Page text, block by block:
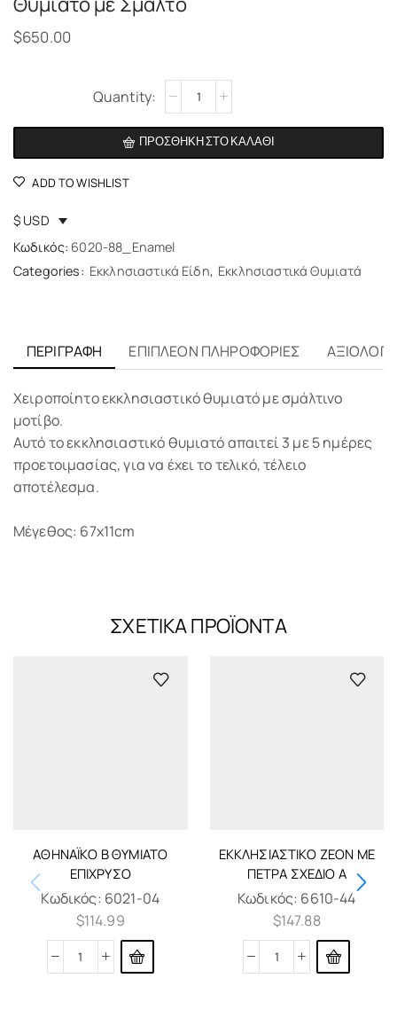
$650.00
ΠΡΟΣΘΉΚΗ ΣΤΟ ΚΑΛΆΘΙ
Alternative:
ADD TO WISHLIST
$ USD
Κωδικός: 6020-88_Enamel
Categories: Εκκλησιαστικά Είδη, Εκκλησιαστικά Θυμιατά
ΠΕΡΙΓΡΑΦΉ ΕΠΙΠΛΈΟΝ ΠΛΗΡΟΦΟΡΊΕΣ
Χειροποίητο εκκλησιαστικό θυμιατό με σμάλτινο
μοτίβο.
Αυτό το εκκλησιαστικό θυμιατό απαιτεί 3 με 5 ημέρες
προετοιμασίας, για να έχει το τελικό, τέλειο
αποτέλεσμα.
Μέγεθος: 67x11cm
ΣΧΕΤΙΚΆ ΠΡΟΪΌΝΤΑ
ΑΘΗΝΑΪΚΌ Β ΘΥΜΙΑΤΌ
ΕΠΊΧΡΥΣΟ
Κωδικός: 6021-04
$114.99
ΕΚΚΛΗΣΙΑΣΤΙΚΌ ΖΈΟΝ ΜΕ
ΠΈΤΡΑ ΣΧΈΔΙΟ Α
Κωδικός: 6610-44
$147.88